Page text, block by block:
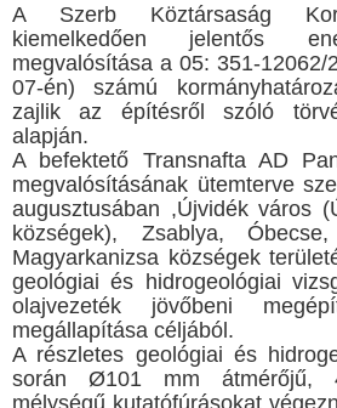
A Szerb Köztársaság
kiemelkedően jelentős
megvalósítása a 05: 351-12062/
07-én) számú
zajlik az építésről szóló
alapján.
A befektető Transnafta AD
megvalósításának ütemterve
augusztusában ,Újvidék város
községek), Zsablya,
Magyarkanizsa községek
geológiai és hidrogeológiai
olajvezeték jövőbeni
megállapítása céljából.
A részletes geológiai és
során Ø101 mm átmérőjű,
mélységű kutatófúrásokat